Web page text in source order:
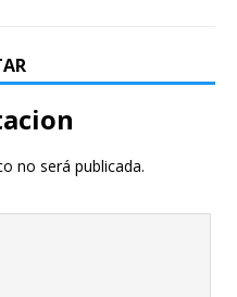
no será publicada.